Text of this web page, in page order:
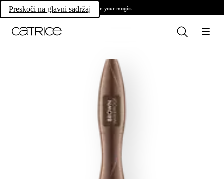
Preskoči na glavni sadržaj Own your magic.